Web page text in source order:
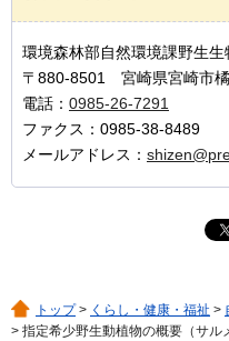
環境森林部自然環境課野生生
〒880-8501 宮崎県宮崎市
電話： 0985-26-7291
ファクス：0985-38-8489
メールアドレス：
トップ> くらし・健康・福祉 >
> 指定希少野生動植物の概要（サル